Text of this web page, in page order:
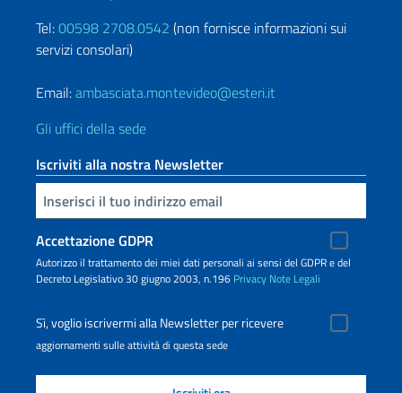
Tel:00598 2708.0542 (non fornisce informazioni sui
servizi consolari)
Email:ambasciata.montevideo@esteri.it
Gli uffici della sede
Iscriviti alla nostra Newsletter
Inserisci la tua email
Accettazione GDPR
Autorizzo il trattamento dei miei dati personali ai sensi del GDPR e del
Decreto Legislativo 30 giugno 2003, n.196 Privacy Note Legali
Sì, voglio iscrivermi alla Newsletter per ricevere
aggiornamenti sulle attività di questa sede